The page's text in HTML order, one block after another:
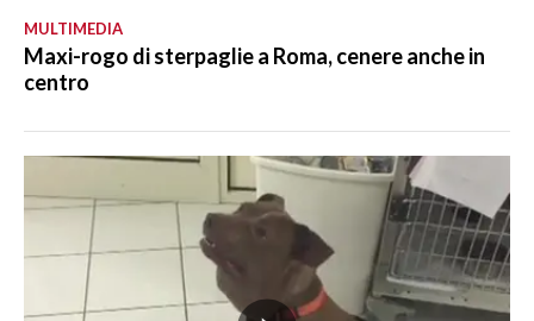
MULTIMEDIA
Maxi-rogo di sterpaglie a Roma, cenere anche in
centro